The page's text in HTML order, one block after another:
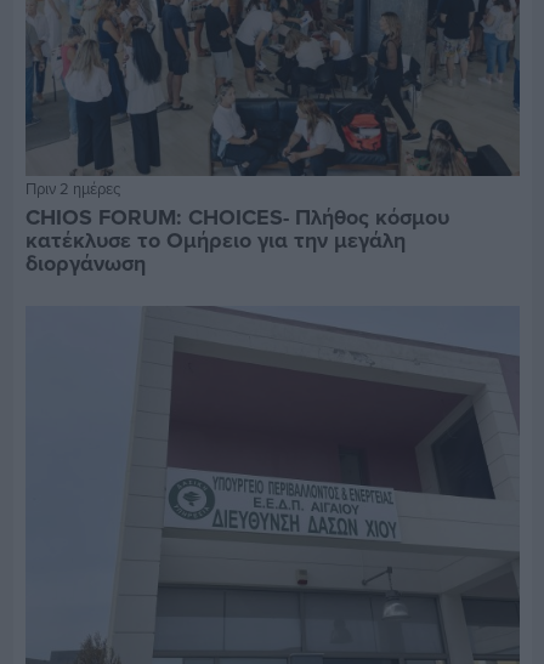
Πριν 2 ημέρες
CHIOS FORUM: CHOICES- Πλήθος κόσμου
κατέκλυσε το Ομήρειο για την μεγάλη
διοργάνωση